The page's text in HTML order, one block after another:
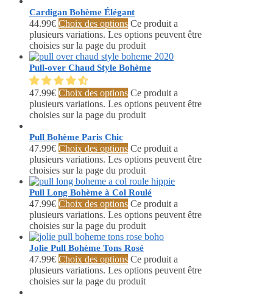
Cardigan Bohème Élégant
44.99€ Choix des options Ce produit a
plusieurs variations. Les options peuvent être
choisies sur la page du produit
Pull-over Chaud Style Bohème
47.99€ Choix des options Ce produit a
plusieurs variations. Les options peuvent être
choisies sur la page du produit
Pull Bohème Paris Chic
47.99€ Choix des options Ce produit a
plusieurs variations. Les options peuvent être
choisies sur la page du produit
Pull Long Bohème à Col Roulé
47.99€ Choix des options Ce produit a
plusieurs variations. Les options peuvent être
choisies sur la page du produit
Jolie Pull Bohème Tons Rosé
47.99€ Choix des options Ce produit a
plusieurs variations. Les options peuvent être
choisies sur la page du produit